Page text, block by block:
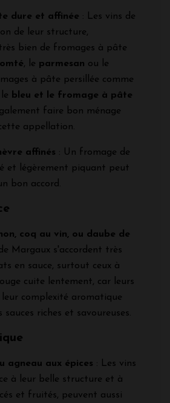
dure et affinée : Les vins de
de leur structure,
bien de fromages à pâte
, le parmesan ou le
à pâte persillée comme
bleu et le fromage à pâte
faire bon ménage
appellation.
affinés : Un fromage de
et légèrement piquant peut
bon accord.
coq au vin, ou daube de
Margaux s'accordent très
en sauce, surtout ceux à
cuite lentement, car leurs
complexité aromatique
riches et savoureuses.
agneau aux épices : Les vins
à leur belle structure et à
et fruités, peuvent aussi